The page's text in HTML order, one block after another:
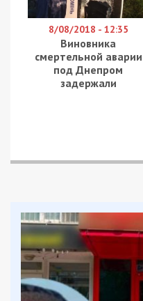
8/08/2018 - 12:35
Виновника
смертельной аварии
под Днепром
задержали